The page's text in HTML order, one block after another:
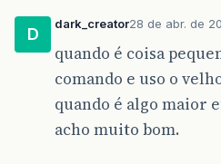
D
dark_creator28 de abr. de
quando é coisa
comando e uso o
quando é algo maior
acho muito bom.